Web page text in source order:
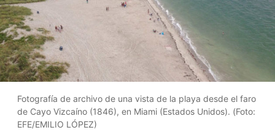
Fotografía de archivo de una vista de la playa desde el faro
de Cayo Vizcaíno (1846), en Miami (Estados Unidos). (Foto:
EFE/EMILIO LÓPEZ)